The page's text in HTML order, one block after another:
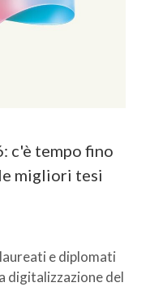
c'è tempo fino
migliori tesi
e diplomati
digitalizzazione del